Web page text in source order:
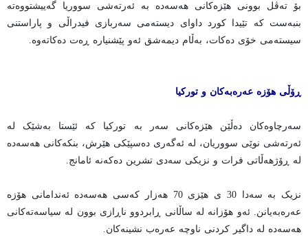
بۆ تەڤل بوونی هێزەکانی هەسەدە بە ئەرتەشی سووریا گەییشتووەتە
بنبەست کە تێیدا کورد داوای دیستەمی سەربازی فیدراڵی و پاراستنی
سیستەمی خۆی دەکات، بەڵام دیمەشق ئەو پێشنیارە ڕەت دەکاتەوە.
ڕۆڵی هۆزە عەرەبەکان و تورکیا
سەرچاوەکان دەڵێن هێزەکانی سەر بە تورکیا کە ئێستا بەشێک لە
ئەرتەشی نوێی سووریان، لە ئەگەری دەسپێکی هێرش، بنکەکانی هەسەدە
لە ڕۆژهەڵاتی فرات و نزیکی سەدی تشرین دەکەنە ئامانج.
نزیک بە سەدا 30 ی هێزی 70 هەزار کەسی هەسەدە ئەندامانی هۆزە
عەرەبەیانن. ئەو هۆزانە لە ساڵانی ڕابردوو ناڕازی بوون لە سیاسەتەکانی
هەسەدە لە داگیر کردنی ناوچە عەرەب نشینەکان.